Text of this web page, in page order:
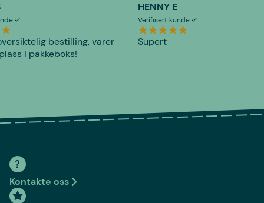
bestilling, varer
i pakkeboks!
HENNY E
Verifisert kunde
Supert
Kontakte oss